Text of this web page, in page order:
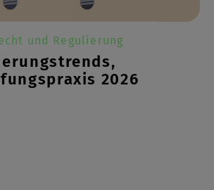
und Regulierung
2026